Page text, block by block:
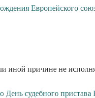
Европейского
иной причине не
День судебного